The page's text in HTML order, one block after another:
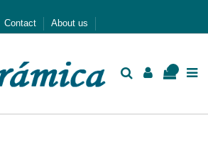
Contact About us